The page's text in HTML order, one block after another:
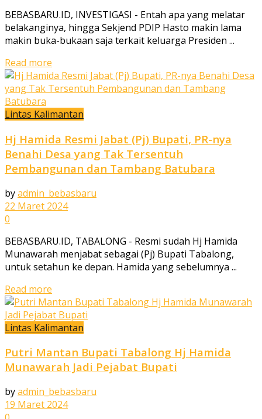
BEBASBARU.ID, INVESTIGASI - Entah apa yang melatar
belakanginya, hingga Sekjend PDIP Hasto makin lama
makin buka-bukaan saja terkait keluarga Presiden ...
Read more
Lintas Kalimantan
Hj Hamida Resmi Jabat (Pj) Bupati, PR-nya
Benahi Desa yang Tak Tersentuh
Pembangunan dan Tambang Batubara
byadmin_bebasbaru
22 Maret 2024
0
BEBASBARU.ID, TABALONG - Resmi sudah Hj Hamida
Munawarah menjabat sebagai (Pj) Bupati Tabalong,
untuk setahun ke depan. Hamida yang sebelumnya ...
Read more
Lintas Kalimantan
Putri Mantan Bupati Tabalong Hj Hamida
Munawarah Jadi Pejabat Bupati
byadmin_bebasbaru
19 Maret 2024